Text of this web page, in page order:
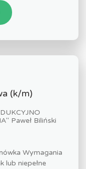
(k/m)
Paweł Biliński
Wymagania
lub niepełne